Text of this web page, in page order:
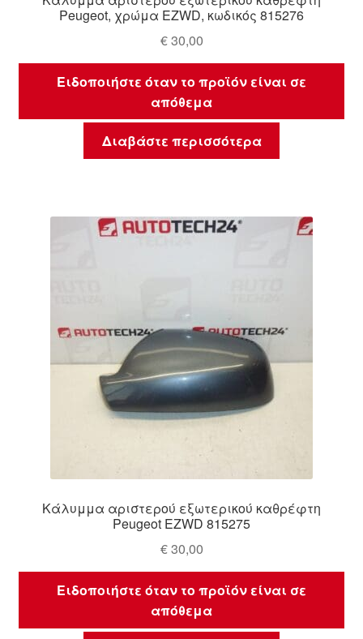
Peugeot, χρώμα EZWD, κωδικός 815276
€30,00
Ειδοποιήστε όταν το προϊόν είναι σε
απόθεμα
Διαβάστε περισσότερα
Κάλυμμα αριστερού εξωτερικού καθρέφτη
Peugeot EZWD 815275
€30,00
Ειδοποιήστε όταν το προϊόν είναι σε
απόθεμα